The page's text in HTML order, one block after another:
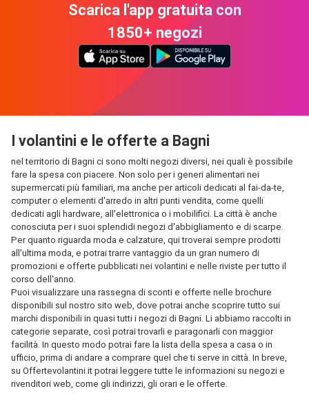
Scarica l'app gratuita con
1850+ negozi
I volantini e le offerte a Bagni
nel territorio di Bagni ci sono molti negozi diversi, nei quali è possibile
fare la spesa con piacere. Non solo per i generi alimentari nei
supermercati più familiari, ma anche per articoli dedicati al fai-da-te,
computer o elementi d'arredo in altri punti vendita, come quelli
dedicati agli hardware, all'elettronica o i mobilifici. La città è anche
conosciuta per i suoi splendidi negozi d'abbigliamento e di scarpe.
Per quanto riguarda moda e calzature, qui troverai sempre prodotti
all'ultima moda, e potrai trarre vantaggio da un gran numero di
promozioni e offerte pubblicati nei volantini e nelle riviste per tutto il
corso dell'anno.
Puoi visualizzare una rassegna di sconti e offerte nelle brochure
disponibili sul nostro sito web, dove potrai anche scoprire tutto sui
marchi disponibili in quasi tutti i negozi di Bagni. Li abbiamo raccolti in
categorie separate, così potrai trovarli e paragonarli con maggior
facilità. In questo modo potrai fare la lista della spesa a casa o in
ufficio, prima di andare a comprare quel che ti serve in città. In breve,
su Offertevolantini.it potrai leggere tutte le informazioni su negozi e
rivenditori web, come gli indirizzi, gli orari e le offerte.